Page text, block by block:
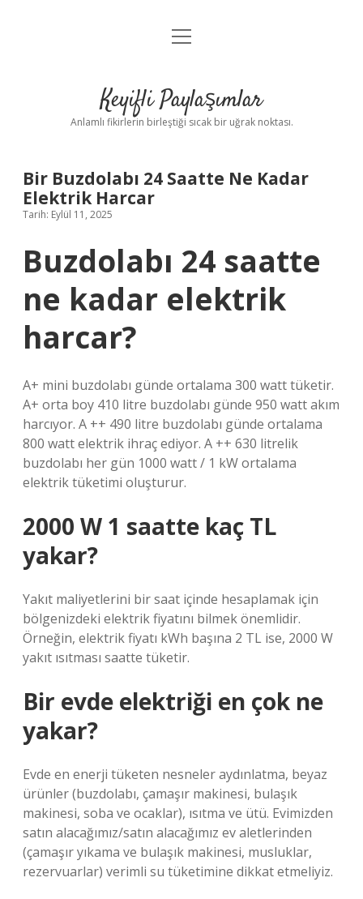
Anasayfa
Yasal Uyarı
menüyü
Keyifli Paylaşımlar
Anlamlı fikirlerin birleştiği sıcak bir uğrak noktası.
Bir Buzdolabı 24 Saatte Ne Kadar
Elektrik Harcar
Tarih: Eylül 11, 2025
Buzdolabı 24 saatte
ne kadar elektrik
harcar?
A+ mini buzdolabı günde ortalama 300 watt tüketir.
A+ orta boy 410 litre buzdolabı günde 950 watt akım
harcıyor. A ++ 490 litre buzdolabı günde ortalama
800 watt elektrik ihraç ediyor. A ++ 630 litrelik
buzdolabı her gün 1000 watt / 1 kW ortalama
elektrik tüketimi oluşturur.
2000 W 1 saatte kaç TL
yakar?
Yakıt maliyetlerini bir saat içinde hesaplamak için
bölgenizdeki elektrik fiyatını bilmek önemlidir.
Örneğin, elektrik fiyatı kWh başına 2 TL ise, 2000 W
yakıt ısıtması saatte tüketir.
Bir evde elektriği en çok ne
yakar?
Evde en enerji tüketen nesneler aydınlatma, beyaz
ürünler (buzdolabı, çamaşır makinesi, bulaşık
makinesi, soba ve ocaklar), ısıtma ve ütü. Evimizden
satın alacağımız/satın alacağımız ev aletlerinden
(çamaşır yıkama ve bulaşık makinesi, musluklar,
rezervuarlar) verimli su tüketimine dikkat etmeliyiz.